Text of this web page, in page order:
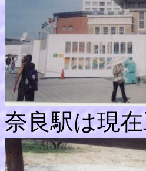
奈良駅は現